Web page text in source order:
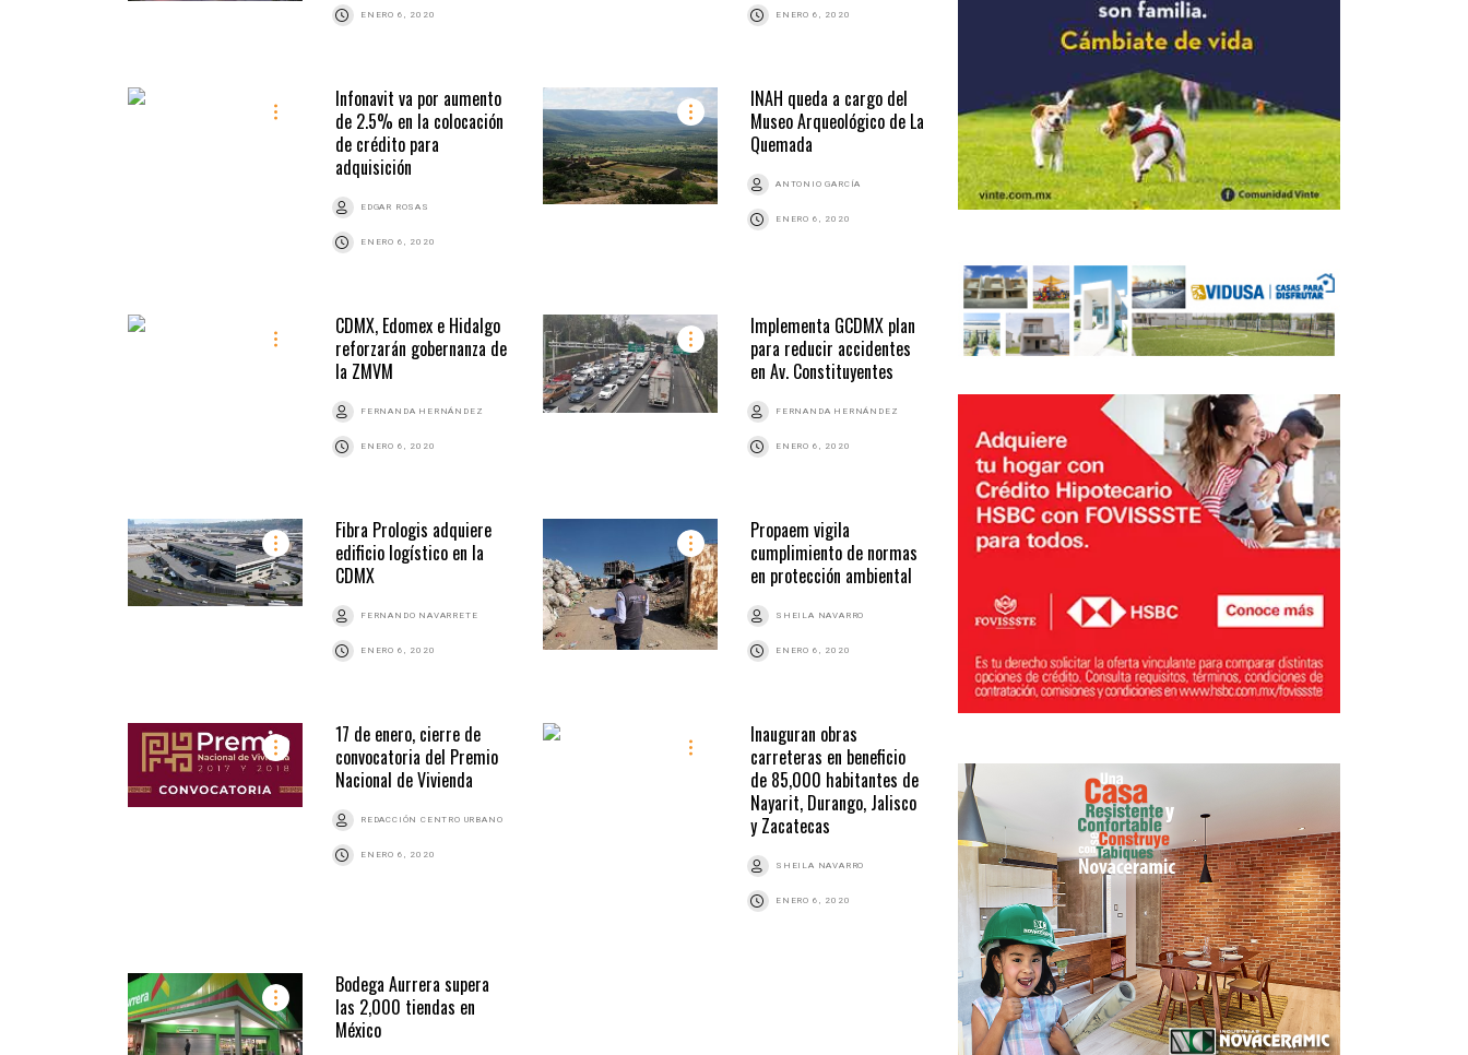
ENERO 6, 2020 ENERO 6, 2020
Infonavit va por aumento
de 2.5% en la colocación
de crédito para
adquisición
EDGAR ROSAS
ENERO 6, 2020
INAH queda a cargo del
Museo Arqueológico de La
Quemada
ANTONIO GARCÍA
ENERO 6, 2020
CDMX, Edomex e Hidalgo
reforzarán gobernanza de
la ZMVM
FERNANDA HERNÁNDEZ
ENERO 6, 2020
Implementa GCDMX plan
para reducir accidentes
en Av. Constituyentes
FERNANDA HERNÁNDEZ
ENERO 6, 2020
Fibra Prologis adquiere
edificio logístico en la
CDMX
FERNANDO NAVARRETE
ENERO 6, 2020
Propaem vigila
cumplimiento de normas
en protección ambiental
SHEILA NAVARRO
ENERO 6, 2020
17 de enero, cierre de
convocatoria del Premio
Nacional de Vivienda
REDACCIÓN CENTRO URBANO
ENERO 6, 2020
Inauguran obras
carreteras en beneficio
de 85,000 habitantes de
Nayarit, Durango, Jalisco
y Zacatecas
SHEILA NAVARRO
ENERO 6, 2020
Bodega Aurrera supera
las 2,000 tiendas en
México